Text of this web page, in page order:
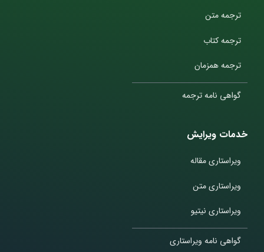
ترجمه متن
ترجمه کتاب
ترجمه همزمان
گواهی نامه ترجمه
خدمات ویرایش
ویراستاری مقاله
ویراستاری متن
ویراستاری نیتیو
گواهی نامه ویراستاری